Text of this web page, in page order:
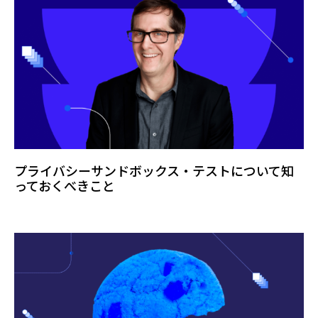
プライバシーサンドボックス・テストについて知
っておくべきこと